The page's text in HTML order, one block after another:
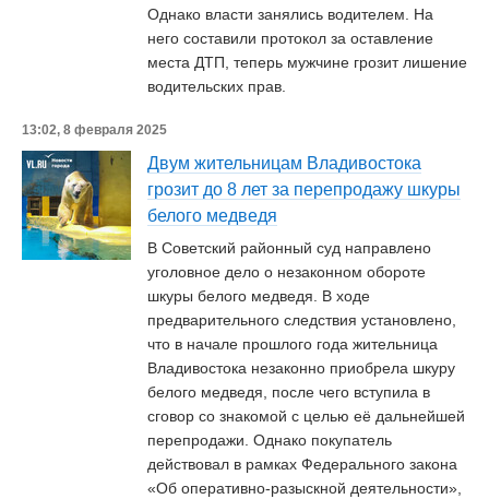
Однако власти занялись водителем. На
него составили протокол за оставление
места ДТП, теперь мужчине грозит лишение
водительских прав.
13:02, 8 февраля 2025
Двум жительницам Владивостока
грозит до 8 лет за перепродажу шкуры
белого медведя
В Советский районный суд направлено
уголовное дело о незаконном обороте
шкуры белого медведя. В ходе
предварительного следствия установлено,
что в начале прошлого года жительница
Владивостока незаконно приобрела шкуру
белого медведя, после чего вступила в
сговор со знакомой с целью её дальнейшей
перепродажи. Однако покупатель
действовал в рамках Федерального закона
«Об оперативно-разыскной деятельности»,